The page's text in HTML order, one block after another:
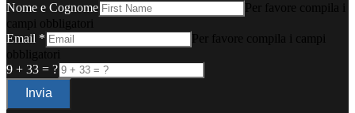
Nome e Cognome
Per favore compila i
campi obbligatori
Email *
Per favore compila i campi
obbligatori
9 + 33 = ?
Invia